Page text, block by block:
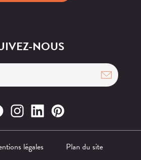
NOUS
légales Plan du site